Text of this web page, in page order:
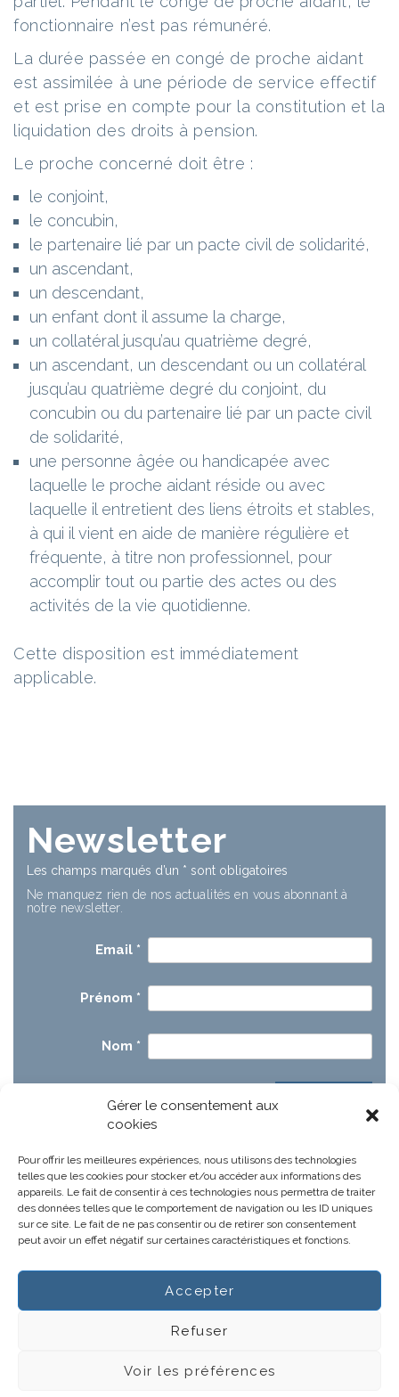
Gérer le consentement aux
cookies
Pour offrir les meilleures expériences, nous utilisons des technologies
telles que les cookies pour stocker et/ou accéder aux informations des
appareils. Le fait de consentir à ces technologies nous permettra de traiter
des données telles que le comportement de navigation ou les ID uniques
sur ce site. Le fait de ne pas consentir ou de retirer son consentement
peut avoir un effet négatif sur certaines caractéristiques et fonctions.
Accepter
Refuser
Voir les préférences
fonctionnaire n’est pas rémunéré.
La durée passée en congé de proche aidant
est assimilée à une période de service effectif
et est prise en compte pour la constitution et la
liquidation des droits à pension.
Le proche concerné doit être :
le conjoint,
le concubin,
le partenaire lié par un pacte civil de solidarité,
un ascendant,
un descendant,
un enfant dont il assume la charge,
un collatéral jusqu’au quatrième degré,
un ascendant, un descendant ou un collatéral
jusqu’au quatrième degré du conjoint, du
concubin ou du partenaire lié par un pacte civil
de solidarité,
une personne âgée ou handicapée avec
laquelle le proche aidant réside ou avec
laquelle il entretient des liens étroits et stables,
à qui il vient en aide de manière régulière et
fréquente, à titre non professionnel, pour
accomplir tout ou partie des actes ou des
activités de la vie quotidienne.
Cette disposition est immédiatement
applicable.
Newsletter
Les champs marqués d’un * sont obligatoires
Ne manquez rien de nos actualités en vous abonnant à
notre newsletter.
Email *
Prénom *
Nom *
Actus
Gestions hospitalières CGV